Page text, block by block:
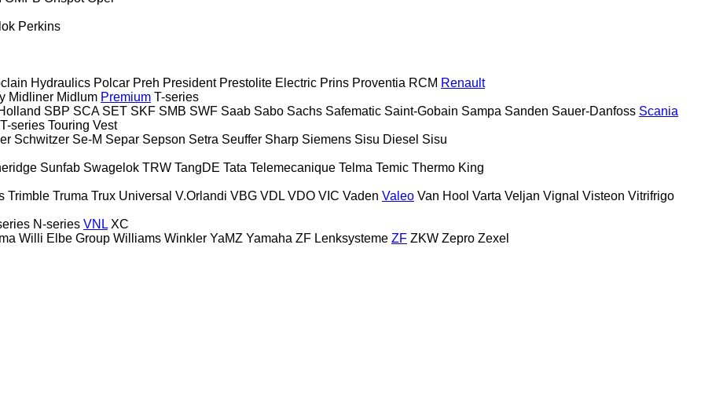
Perkins
Hydraulics Polcar Preh President Prestolite Electric Prins Proventia RCM Renault
Midliner Midlum Premium T-series
SBP SCA SET SKF SMB SWF Saab Sabo Sachs Safematic Saint-Gobain Sampa Sanden Sauer-Danfoss Scania
T-series Touring Vest
Schwitzer Se-M Separ Sepson Setra Seuffer Sharp Siemens Sisu Diesel Sisu
Sunfab Swagelok TRW TangDE Tata Telemecanique Telma Temic Thermo King
Trimble Truma Trux Universal V.Orlandi VBG VDL VDO VIC Vaden Valeo Van Hool Varta Veljan Vignal Visteon Vitrifrigo
N-series VNL XC
Willi Elbe Group Williams Winkler YaMZ Yamaha ZF Lenksysteme ZF ZKW Zepro Zexel